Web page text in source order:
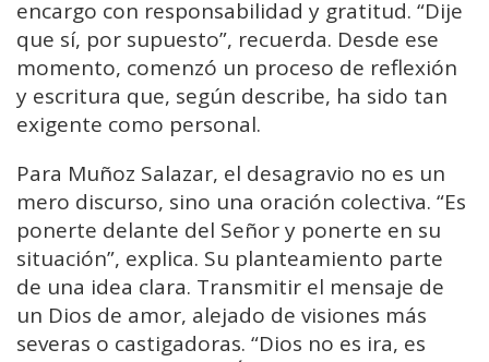
encargo con responsabilidad y gratitud. “Dije
que sí, por supuesto”, recuerda. Desde ese
momento, comenzó un proceso de reflexión
y escritura que, según describe, ha sido tan
exigente como personal.
Para Muñoz Salazar, el desagravio no es un
mero discurso, sino una oración colectiva. “Es
ponerte delante del Señor y ponerte en su
situación”, explica. Su planteamiento parte
de una idea clara. Transmitir el mensaje de
un Dios de amor, alejado de visiones más
severas o castigadoras. “Dios no es ira, es